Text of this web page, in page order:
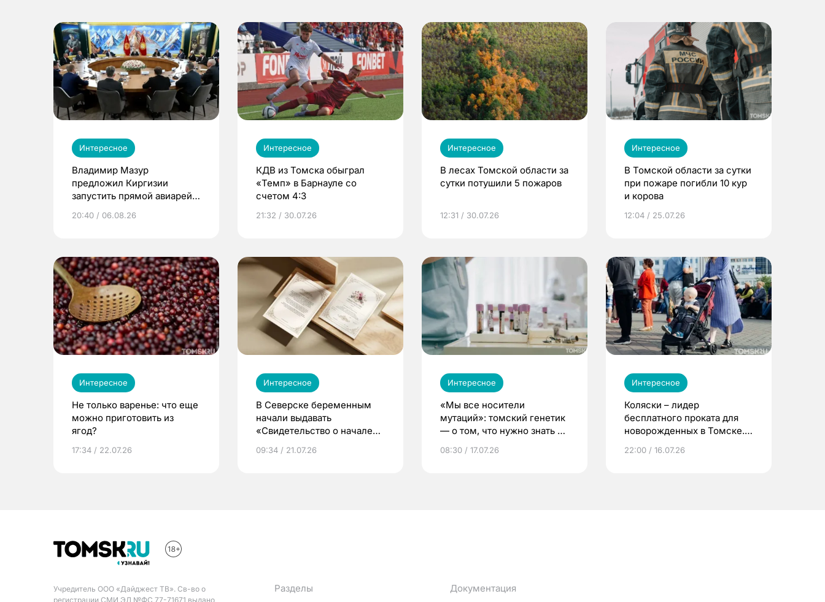
Интересное
Владимир Мазур
предложил Киргизии
запустить прямой авиарейс
20:40 / 06.08.26
Интересное
КДВ из Томска обыграл
«Темп» в Барнауле со
счетом 4:3
21:32 / 30.07.26
Интересное
В лесах Томской области за
сутки потушили 5 пожаров
12:31 / 30.07.26
Интересное
В Томской области за сутки
при пожаре погибли 10 кур
и корова
12:04 / 25.07.26
Интересное
Не только варенье: что еще
можно приготовить из
ягод?
17:34 / 22.07.26
Интересное
В Северске беременным
начали выдавать
«Свидетельство о начале
09:34 / 21.07.26
Интересное
«Мы все носители
мутаций»: томский генетик
— о том, что нужно знать до
08:30 / 17.07.26
Интересное
Коляски – лидер
бесплатного проката для
новорожденных в Томске.
22:00 / 16.07.26
Учредитель ООО «Дайджест ТВ». Св-во о
регистрации СМИ ЭЛ №ФС 77-71671 выдано
Разделы Документация